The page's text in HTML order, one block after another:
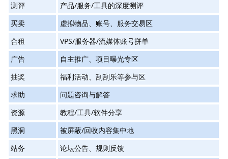
测评
产品/服务/工具的深度测评
买卖
虚拟物品、账号、服务交易区
合租
VPS/服务器/流媒体账号拼单
广告
自主推广、项目曝光专区
抽奖
福利活动、刮刮乐等参与区
求助
问题咨询与解答
资源
教程/工具/软件分享
黑洞
被屏蔽/回收内容集中地
站务
论坛公告、规则反馈